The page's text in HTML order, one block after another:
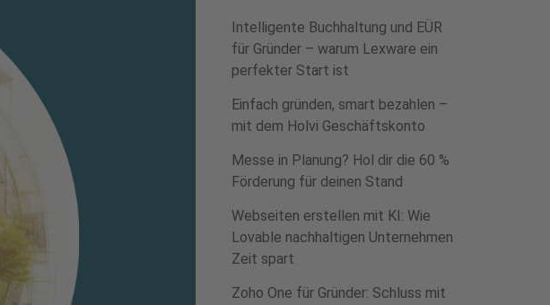
Intelligente Buchhaltung und EÜR
für Gründer – warum Lexware ein
perfekter Start ist
Einfach gründen, smart bezahlen –
mit dem Holvi Geschäftskonto
Messe in Planung? Hol dir die 60 %
Förderung für deinen Stand
Webseiten erstellen mit KI: Wie
Lovable nachhaltigen Unternehmen
Zeit spart
Zoho One für Gründer: Schluss mit